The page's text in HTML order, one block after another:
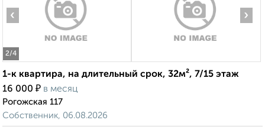
2/4
‹ ›
1-к квартира, на длительный срок, 32м², 7/15 этаж
16 000 ₽ в месяц
Рогожская 117
Собственник, 06.08.2026